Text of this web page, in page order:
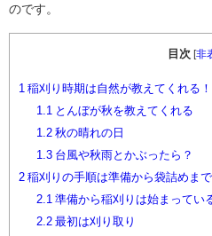
のです。
目次 [非
1 稲刈り時期は自然が教えてくれる
1.1
とんぼが秋を教えてくれる
1.2秋の晴れの日
1.3台風や秋雨とかぶったら？
2 稲刈りの手順は準備から袋詰めまで
2.1 準備から稲刈りは始まってい
2.2最初は刈り取り